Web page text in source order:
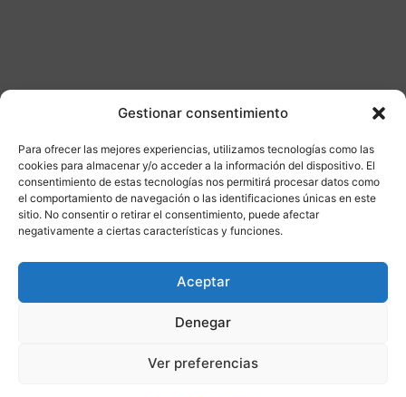
Gestionar consentimiento
Para ofrecer las mejores experiencias, utilizamos tecnologías como las
cookies para almacenar y/o acceder a la información del dispositivo. El
consentimiento de estas tecnologías nos permitirá procesar datos como
el comportamiento de navegación o las identificaciones únicas en este
sitio. No consentir o retirar el consentimiento, puede afectar
negativamente a ciertas características y funciones.
Aceptar
Denegar
Ver preferencias
Otros productos
CONSULTAR DISPONIBILIDAD